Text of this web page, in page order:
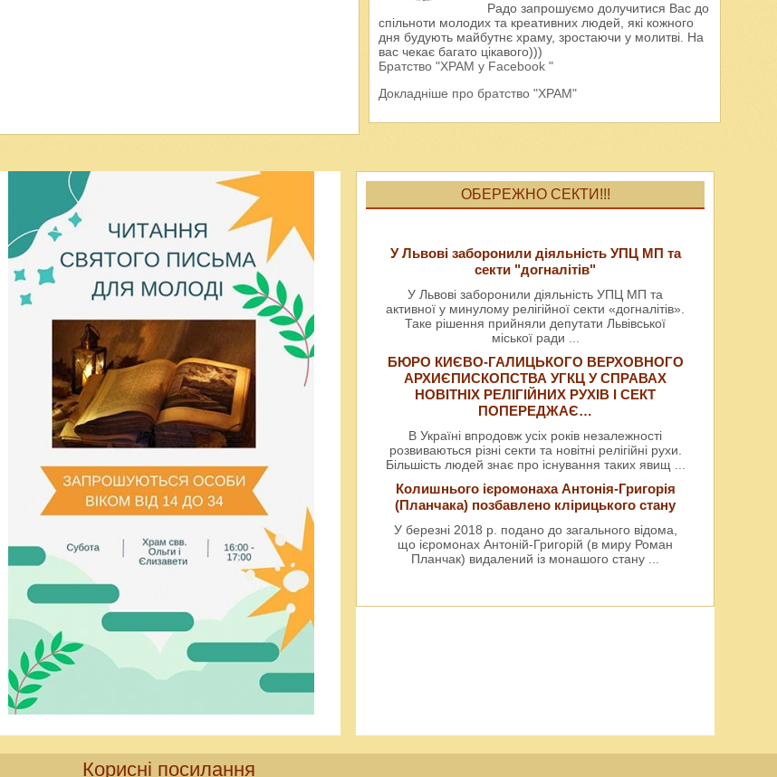
Радо запрошуємо долучитися Вас до
спільноти молодих та креативних людей, які кожного
дня будують майбутнє храму, зростаючи у молитві. На
вас чекає багато цікавого)))
Братство "ХРАМ у Facebook "
Докладніше про братство "ХРАМ"
ОБЕРЕЖНО СЕКТИ!!!
У Львові заборонили діяльність УПЦ МП та
секти "догналітів"
У Львові заборонили діяльність УПЦ МП та
активної у минулому релігійної секти «догналітів».
Таке рішення прийняли депутати Львівської
міської ради
БЮРО КИЄВО-ГАЛИЦЬКОГО ВЕРХОВНОГО
АРХИЄПИСКОПСТВА УГКЦ У СПРАВАХ
НОВІТНІХ РЕЛІГІЙНИХ РУХІВ І СЕКТ
ПОПЕРЕДЖАЄ…
В Україні впродовж усіх років незалежності
розвиваються різні секти та новітні релігійні рухи.
Більшість людей знає про існування таких явищ
Колишнього ієромонаха Антонія-Григорія
(Планчака) позбавлено клірицького стану
У березні 2018 р. подано до загального відома,
що ієромонах Антоній-Григорій (в миру Роман
Планчак) видалений із монашого стану
Корисні посилання